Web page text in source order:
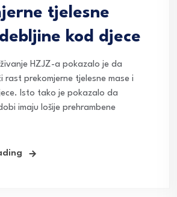
tjelesne
kod djece
HZJZ-a pokazalo je da
rast prekomjerne tjelesne mase i
Isto tako je pokazalo da
imaju lošije prehrambene